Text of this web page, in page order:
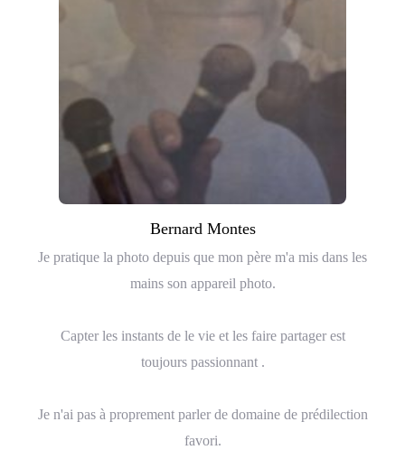
Bernard Montes
Je pratique la photo depuis que mon père m'a mis dans les
mains son appareil photo.
Capter les instants de le vie et les faire partager est
toujours passionnant .
Je n'ai pas à proprement parler de domaine de prédilection
favori.